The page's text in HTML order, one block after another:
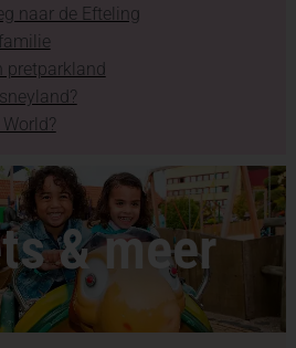
naar de Efteling
pretparkland
& meer